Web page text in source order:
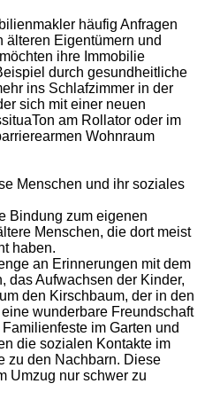
häufig Anfragen
älteren Eigentümern und
ihre Immobilie
durch gesundheitliche
ins Schlafzimmer in der
sich mit einer neuen
am Rollator oder im
Wohnraum
Menschen und ihr soziales
Bindung zum eigenen
Menschen, die dort meist
haben.
an Erinnerungen mit dem
das Aufwachsen der Kinder,
den Kirschbaum, der in den
wunderbare Freundschaft
im Garten und
die sozialen Kontakte im
zu den Nachbarn. Diese
Umzug nur schwer zu